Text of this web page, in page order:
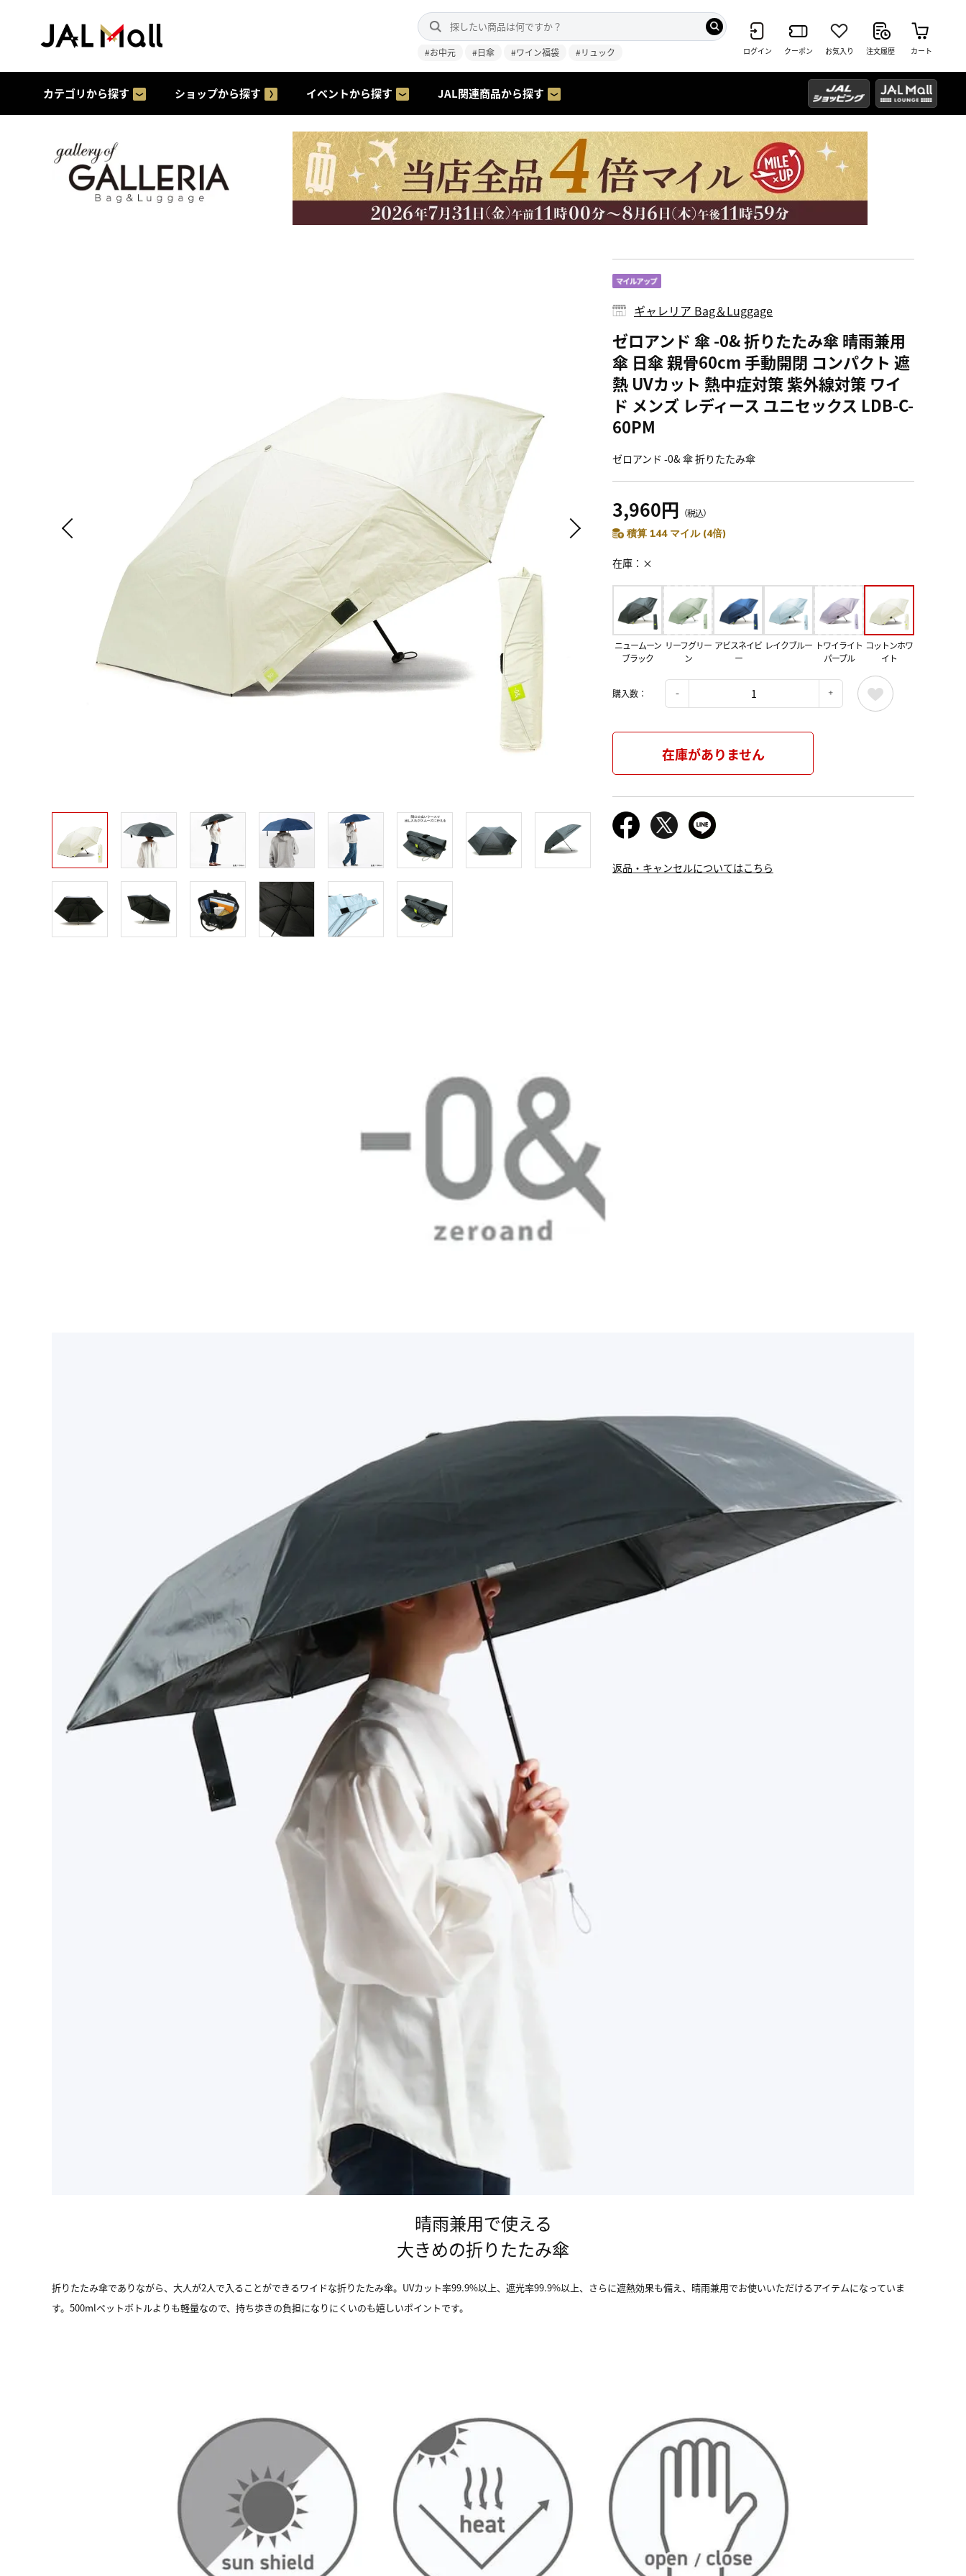
#お中元 #日傘 #ワイン福袋 #リュック ログイン クーポン お気入り 注文履歴 カート
カテゴリから探す ショップから探す イベントから探す JAL関連商品から探す
ギャレリア Bag＆Luggage
ゼロアンド 傘 -0& 折りたたみ傘 晴雨兼用
傘 日傘 親骨60cm 手動開閉 コンパクト 遮
熱 UVカット 熱中症対策 紫外線対策 ワイ
ド メンズ レディース ユニセックス LDB-C-
60PM
ゼロアンド -0& 傘 折りたたみ傘
3,960円 （税込）
積算 144 マイル (4倍)
在庫 ×
ニュームーン
ブラック
リーフグリー
ン
アビスネイビ
ー
レイクブルー トワイライト
パープル
コットンホワ
イト
購入数：
在庫がありません
返品・キャンセルについてはこちら
晴雨兼用で使える
大きめの折りたたみ傘
折りたたみ傘でありながら、大人が2人で入ることができるワイドな折りたたみ傘。UVカット率99.9%以上、遮光率99.9%以上、さらに遮熱効果も備え、晴雨兼用でお使いいただけるアイテムになっていま
す。500mlペットボトルよりも軽量なので、持ち歩きの負担になりにくいのも嬉しいポイントです。